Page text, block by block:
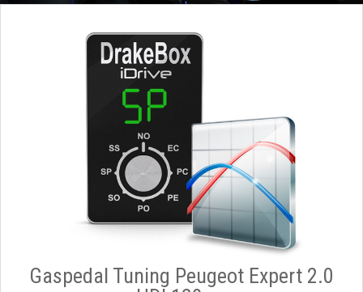
Gaspedal Tuning Peugeot Expert 2.0